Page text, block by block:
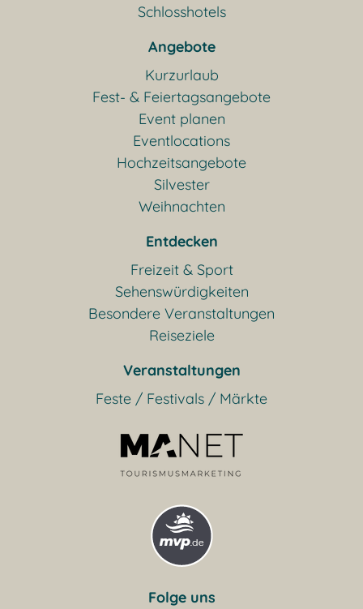
Schlosshotels
Angebote
Kurzurlaub
Fest- & Feiertagsangebote
Event planen
Eventlocations
Hochzeitsangebote
Silvester
Weihnachten
Entdecken
Freizeit & Sport
Sehenswürdigkeiten
Besondere Veranstaltungen
Reiseziele
Veranstaltungen
Feste / Festivals / Märkte
Folge uns